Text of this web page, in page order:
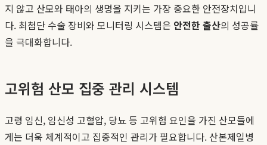
지 않고 산모와 태아의 생명을 지키는 가장 중요한 안전장치입니
다. 최첨단 수술 장비와 모니터링 시스템은 안전한 출산의 성공률
을 극대화합니다.
고위험 산모 집중 관리 시스템
고령 임신, 임신성 고혈압, 당뇨 등 고위험 요인을 가진 산모들에
게는 더욱 체계적이고 집중적인 관리가 필요합니다. 산본제일병